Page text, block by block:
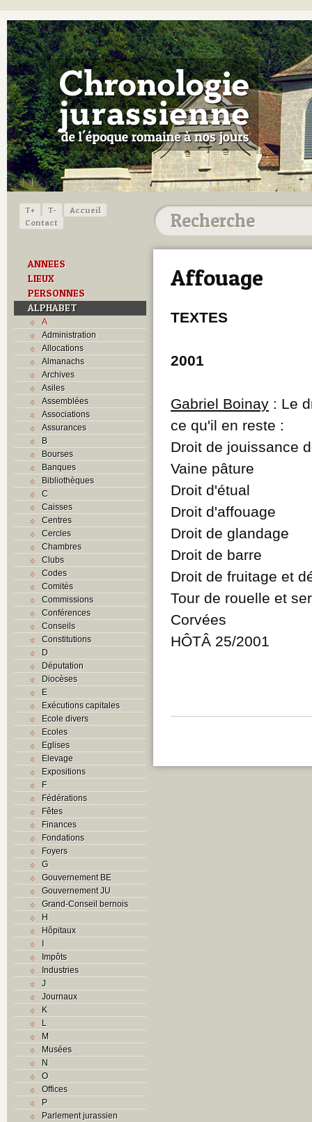
T+ T-
Accueil
Contact
ANNEES
LIEUX
PERSONNES
ALPHABET
A
Administration
Allocations
Almanachs
Archives
Asiles
Assemblées
Associations
Assurances
B
Bourses
Banques
Bibliothèques
C
Caisses
Centres
Cercles
Chambres
Clubs
Codes
Comités
Commissions
Conférences
Conseils
Constitutions
D
Députation
Diocèses
E
Exécutions capitales
Ecole divers
Ecoles
Eglises
Elevage
Expositions
F
Fédérations
Fêtes
Finances
Fondations
Foyers
G
Gouvernement BE
Gouvernement JU
Grand-Conseil bernois
H
Hôpitaux
I
Impôts
Industries
J
Journaux
K
L
M
Musées
N
O
Offices
P
Parlement jurassien
Affouage
TEXTES
2001
Gabriel Boinay : Le
ce qu'il en reste :
Droit de jouissance
Vaine pâture
Droit d'étual
Droit d'affouage
Droit de glandage
Droit de barre
Droit de fruitage et
Tour de rouelle et
Corvées
HÔTÂ 25/2001